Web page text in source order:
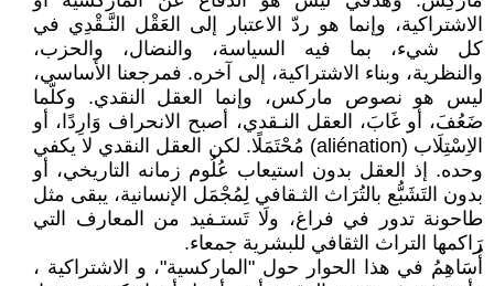
الاشتراكية، وإنما هو ردّ الاعتبار إلى العَقْل النَّـقْدِي في
كل شيء، بما فيه السياسة، والنضال، والحزب،
والنظرية، وبناء الاشتراكية، إلى آخره. فمرجعنا الأساسي،
ليس هو نصوص ماركس، وإنما العقل النقدي. وكلّما
ضَعُفَ، أو غَابَ، العقل النـقدي، أصبح الانحراف وَارِدًا، أو
الاِسْتِلَاب (aliénation) مُحْتَمَلًا. لكن العقل النقدي لا يكفي
وحده. إذ العقل بدون استيعاب عُلُوم زمانه التاريخي، أو
بدون التَشَبُّع بالتُرَاث الثـقافي لِمُجْمَل الإنسانية، يبقى مثل
طاحونة تدور في فراغ، ولَا تَستـفيد من المعارف التي
رَاكمها التراث الثقافي للبشرية جمعاء.
أُسَاهِمُ في هذا الحوار حول "الماركسية"، و الاشتراكية ،